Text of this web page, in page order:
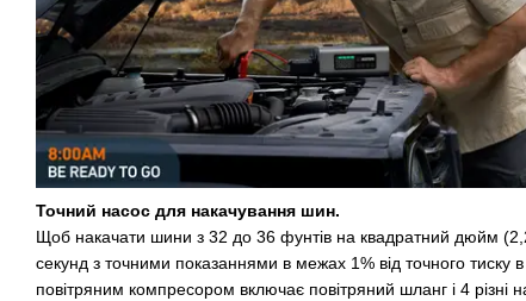
Точний насос для накачування шин.
Щоб накачати шини з 32 до 36 фунтів на квадратний дюйм
секунд з точними показаннями в межах 1% від точного тиску
повітряним компресором включає повітряний шланг і 4 різні